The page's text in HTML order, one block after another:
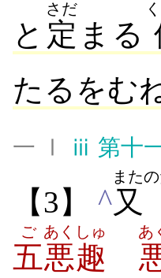
と 定
さだ
まる
たるをむ
一 Ⅰ ⅲ 第十
【3】 ^又
また
五
ご
悪趣
あくしゅ あ